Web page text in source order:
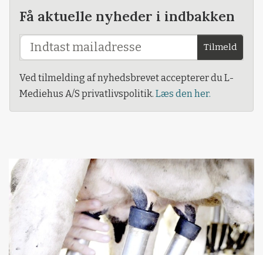
Få aktuelle nyheder i indbakken
Tilmeld
Ved tilmelding af nyhedsbrevet accepterer du L-
Mediehus A/S privatlivspolitik. Læs den her.